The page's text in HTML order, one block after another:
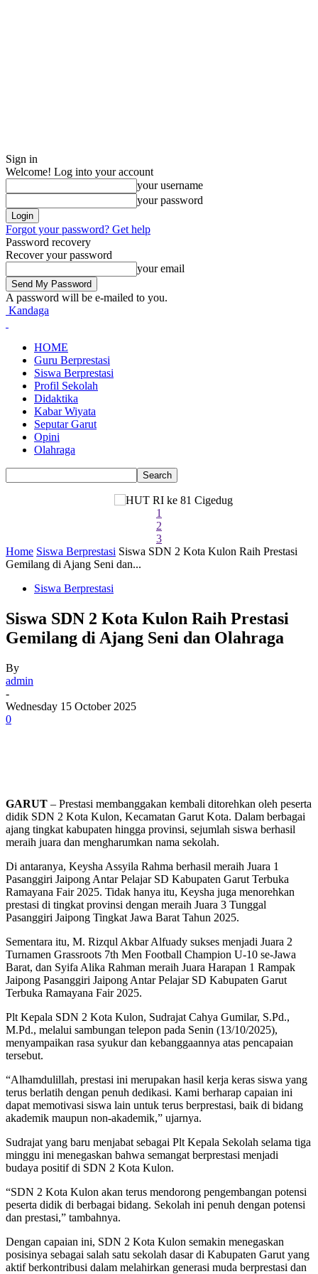
Sign in
Welcome! Log into your account
your username
your password
Forgot your password? Get help
Password recovery
Recover your password
your email
A password will be e-mailed to you.
Kandaga
HOME
Guru Berprestasi
Siswa Berprestasi
Profil Sekolah
Didaktika
Kabar Wiyata
Seputar Garut
Opini
Olahraga
1
2
3
Home Siswa Berprestasi Siswa SDN 2 Kota Kulon Raih Prestasi
Gemilang di Ajang Seni dan...
Siswa Berprestasi
Siswa SDN 2 Kota Kulon Raih Prestasi
Gemilang di Ajang Seni dan Olahraga
By
admin
-
Wednesday 15 October 2025
0
GARUT – Prestasi membanggakan kembali ditorehkan oleh peserta
didik SDN 2 Kota Kulon, Kecamatan Garut Kota. Dalam berbagai
ajang tingkat kabupaten hingga provinsi, sejumlah siswa berhasil
meraih juara dan mengharumkan nama sekolah.
Di antaranya, Keysha Assyila Rahma berhasil meraih Juara 1
Pasanggiri Jaipong Antar Pelajar SD Kabupaten Garut Terbuka
Ramayana Fair 2025. Tidak hanya itu, Keysha juga menorehkan
prestasi di tingkat provinsi dengan meraih Juara 3 Tunggal
Pasanggiri Jaipong Tingkat Jawa Barat Tahun 2025.
Sementara itu, M. Rizqul Akbar Alfuady sukses menjadi Juara 2
Turnamen Grassroots 7th Men Football Champion U-10 se-Jawa
Barat, dan Syifa Alika Rahman meraih Juara Harapan 1 Rampak
Jaipong Pasanggiri Jaipong Antar Pelajar SD Kabupaten Garut
Terbuka Ramayana Fair 2025.
Plt Kepala SDN 2 Kota Kulon, Sudrajat Cahya Gumilar, S.Pd.,
M.Pd., melalui sambungan telepon pada Senin (13/10/2025),
menyampaikan rasa syukur dan kebanggaannya atas pencapaian
tersebut.
“Alhamdulillah, prestasi ini merupakan hasil kerja keras siswa yang
terus berlatih dengan penuh dedikasi. Kami berharap capaian ini
dapat memotivasi siswa lain untuk terus berprestasi, baik di bidang
akademik maupun non-akademik,” ujarnya.
Sudrajat yang baru menjabat sebagai Plt Kepala Sekolah selama tiga
minggu ini menegaskan bahwa semangat berprestasi menjadi
budaya positif di SDN 2 Kota Kulon.
“SDN 2 Kota Kulon akan terus mendorong pengembangan potensi
peserta didik di berbagai bidang. Sekolah ini penuh dengan potensi
dan prestasi,” tambahnya.
Dengan capaian ini, SDN 2 Kota Kulon semakin menegaskan
posisinya sebagai salah satu sekolah dasar di Kabupaten Garut yang
aktif berkontribusi dalam melahirkan generasi muda berprestasi dan